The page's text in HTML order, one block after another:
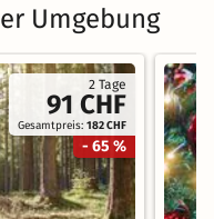
Umgebung
2 Tage
91 CHF
Gesamtpreis:182 CHF
- 65 %